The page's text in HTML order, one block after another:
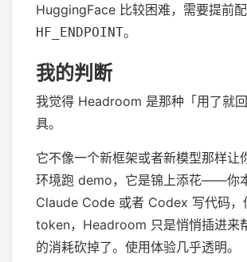
HuggingFace 比较困难，需要提前
HF_ENDPOINT。
我的判断
我觉得 Headroom 是那种「用了就
具。
它不像一个新框架或者新模型那样让
环境跑 demo，它是锦上添花——你
Claude Code 或者 Codex 写代码，
token，Headroom 只是悄悄插进来
的消耗砍掉了。使用体验几乎透明。